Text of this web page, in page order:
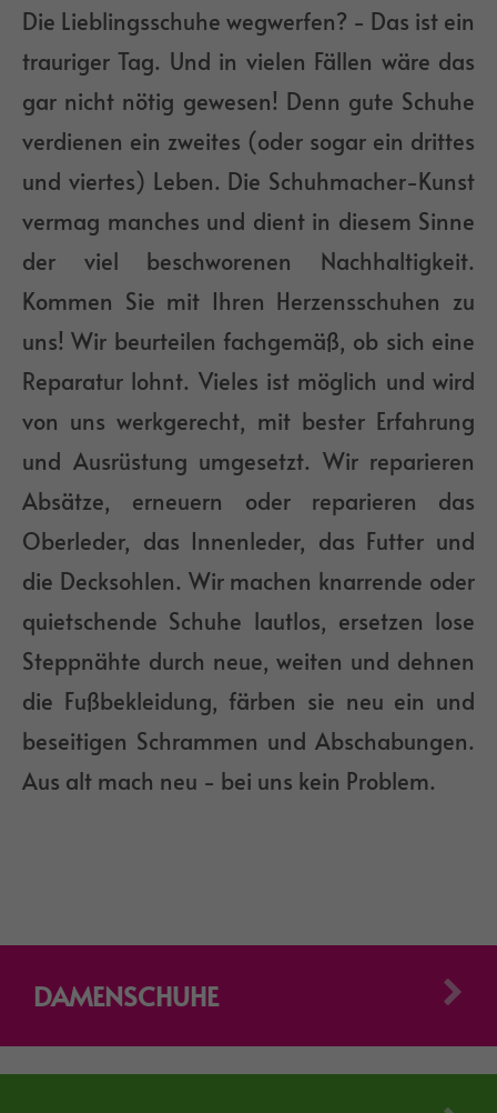
Have any questions?
+44 1234 567 890
Drop us a line
info@yourdomain.com
About us
Lorem ipsum dolor sit amet,
consectetuer adipiscing elit.
Aenean commodo ligula eget dolor.
Aenean massa. Cum sociis natoque
penatibus et magnis dis parturient
montes, nascetur ridiculus mus. Donec
quam felis, ultricies nec.
Die Lieblingsschuhe wegwerfen? - Das ist ein
trauriger Tag. Und in vielen Fällen wäre das
gar nicht nötig gewesen! Denn gute Schuhe
verdienen ein zweites (oder sogar ein drittes
und viertes) Leben. Die Schuhmacher-Kunst
vermag manches und dient in diesem Sinne
der viel beschworenen Nachhaltigkeit.
Kommen Sie mit Ihren Herzensschuhen zu
uns! Wir beurteilen fachgemäß, ob sich eine
Reparatur lohnt. Vieles ist möglich und wird
von uns werkgerecht, mit bester Erfahrung
und Ausrüstung umgesetzt. Wir reparieren
Absätze, erneuern oder reparieren das
Oberleder, das Innenleder, das Futter und
die Decksohlen. Wir machen knarrende oder
quietschende Schuhe lautlos, ersetzen lose
Steppnähte durch neue, weiten und dehnen
die Fußbekleidung, färben sie neu ein und
beseitigen Schrammen und Abschabungen.
Aus alt mach neu - bei uns kein Problem.
DAMENSCHUHE